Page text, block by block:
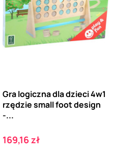
Gra logiczna dla dzieci 4w1
rzędzie small foot design
-...
Cena
169,16 zł